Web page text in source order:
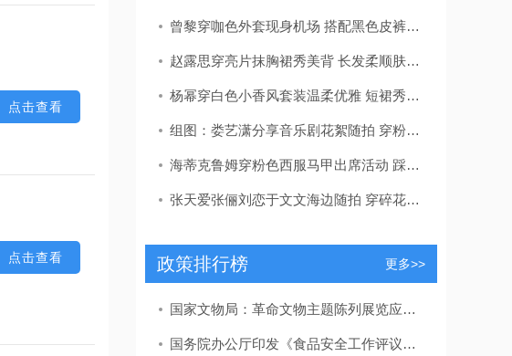
点击查看
点击查看
曾黎穿咖色外套现身机场 搭配黑色皮裤推行李箱简约大气
赵露思穿亮片抹胸裙秀美背 长发柔顺肤白貌美韵味十足
杨幂穿白色小香风套装温柔优雅 短裙秀纤细长腿显婀娜身姿
组图：娄艺潇分享音乐剧花絮随拍 穿粉色西服外套气色超好
海蒂克鲁姆穿粉色西服马甲出席活动 踩紫色高跟鞋艳丽夺目
张天爱张俪刘恋于文文海边随拍 穿碎花裙夏日度假风满满
政策排行榜 更多>>
国家文物局：革命文物主题陈列展览应力戒“主题模糊”“千馆一面”
国务院办公厅印发《食品安全工作评议考核办法》